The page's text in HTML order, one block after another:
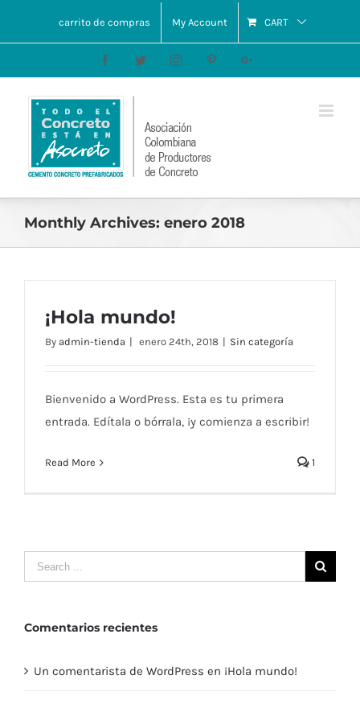
carrito de compras My Account CART
FacebookTwitter InstagramPinterestGoogle+
Monthly Archives: enero 2018
¡Hola mundo!
By admin-tienda | enero 24th, 2018 | Sin categoría
Bienvenido a WordPress. Esta es tu primera
entrada. Edítala o bórrala, ¡y comienza a escribir!
Read More 1
Comentarios recientes
Un comentarista de WordPress en ¡Hola mundo!